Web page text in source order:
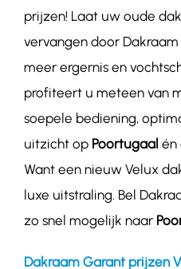
prijzen! Laat uw oude
vervangen door
meer ergernis en
profiteert u meteen van
soepele bediening,
uitzicht op Poortugaal én
Want een nieuw Velux
luxe uitstraling. Bel
zo snel mogelijk naar
Dakraam Garant prijzen